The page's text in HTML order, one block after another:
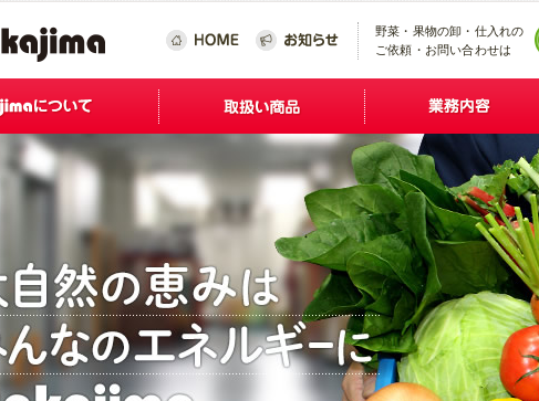
野菜・果物の卸・仕入れの
ご依頼・お問い合わせは